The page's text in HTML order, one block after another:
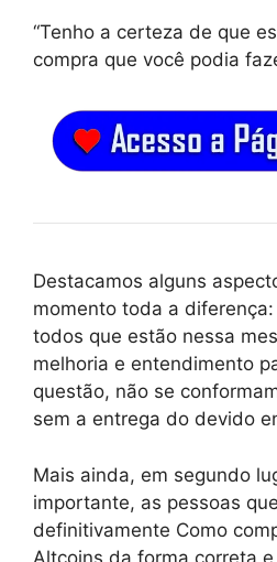
“Tenho a certeza de que
compra que você podia
Destacamos alguns
momento toda a diferença:
todos que estão nessa
melhoria e entendimento
questão, não se
sem a entrega do devido
Mais ainda, em segundo
importante, as pessoas
definitivamente Como
Altcoins da forma correta